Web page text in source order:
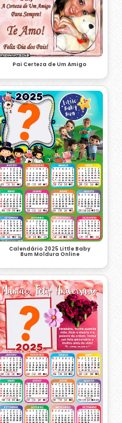
Pai Certeza de Um Amigo
Calendário 2025 Little Baby
Bum Moldura Online